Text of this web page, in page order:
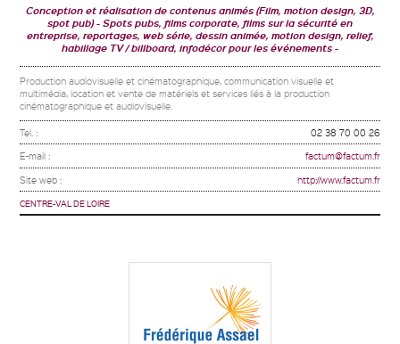
Conception et réalisation de contenus animés (Film, motion design, 3D,
spot pub)
Spots pubs, films corporate, films sur la sécurité en
entreprise, reportages, web série, dessin animée, motion design, relief,
habillage TV / billboard, infodécor pour les événements
Production audiovisuelle et cinématographique, communication visuelle et
multimédia, location et vente de matériels et services liés à la production
cinématographique et audiovisuelle.
Tel. : 02 38 70 00 26
E-mail : factum@factum.fr
Site web : http://www.factum.fr
CENTRE-VAL DE LOIRE